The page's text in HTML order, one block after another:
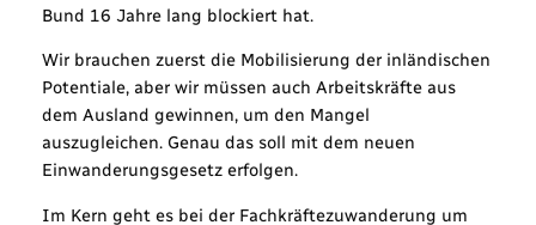
Bund 16 Jahre lang blockiert hat.
Wir brauchen zuerst die Mobilisierung der inländischen
Potentiale, aber wir müssen auch Arbeitskräfte aus
dem Ausland gewinnen, um den Mangel
auszugleichen. Genau das soll mit dem neuen
Einwanderungsgesetz erfolgen.
Im Kern geht es bei der Fachkräftezuwanderung um